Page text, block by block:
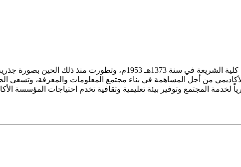
الأكاديمي من أجل المساهمة في بناء مجتمع المعلومات والمعرفة، وتسعى
لخدمة المجتمع وتوفير بيئة تعليمية وثقافية تخدم احتياجات المؤسسة